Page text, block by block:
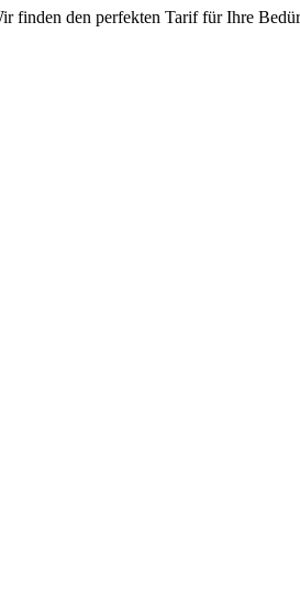
finden den perfekten Tarif für Ihre